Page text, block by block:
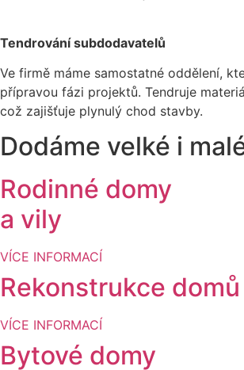
Tendrování subdodavatelů
Ve firmě máme samostatné oddělení,
přípravou fázi projektů. Tendruje
což zajišťuje plynulý chod stavby.
Dodáme velké i
Rodinné domy
a vily
VÍCE INFORMACÍ
Rekonstrukce domů
VÍCE INFORMACÍ
Bytové domy